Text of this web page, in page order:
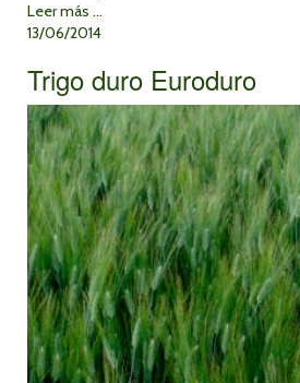
Leer más ...
13/06/2014
Trigo duro Euroduro